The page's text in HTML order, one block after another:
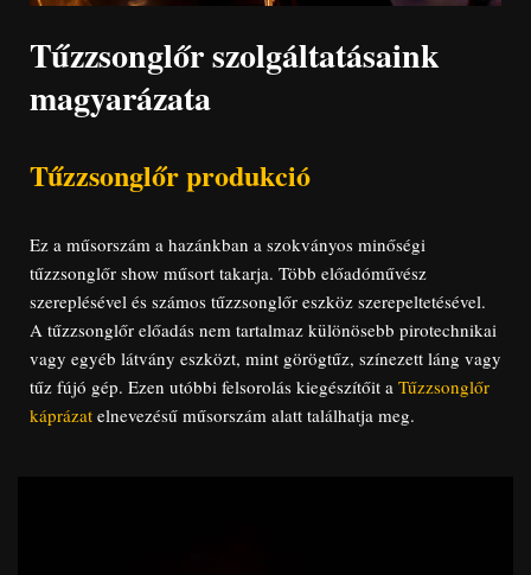
Tűzzsonglőr szolgáltatásaink
magyarázata
Tűzzsonglőr produkció
Ez a műsorszám a hazánkban a szokványos minőségi
tűzzsonglőr show műsort takarja. Több előadóművész
szereplésével és számos tűzzsonglőr eszköz szerepeltetésével.
A tűzzsonglőr előadás nem tartalmaz különösebb pirotechnikai
vagy egyéb látvány eszközt, mint görögtűz, színezett láng vagy
tűz fújó gép. Ezen utóbbi felsorolás kiegészítőit a Tűzzsonglőr
káprázat elnevezésű műsorszám alatt találhatja meg.